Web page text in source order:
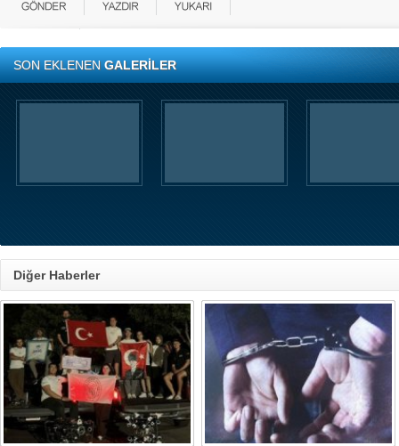
SON EKLENENGALERİLER
Diğer Haberler